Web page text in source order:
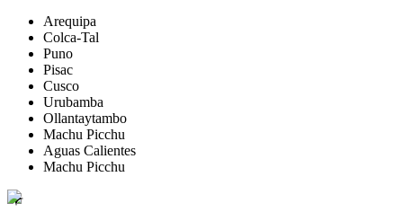
Arequipa
Colca-Tal
Puno
Pisac
Cusco
Urubamba
Ollantaytambo
Machu Picchu
Aguas Calientes
Machu Picchu